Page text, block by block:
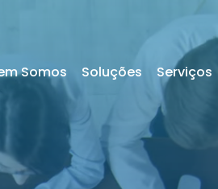
Somos Soluções Serviços